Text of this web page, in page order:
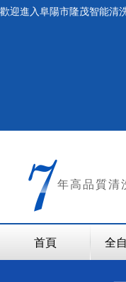
歡迎進入阜陽市隆茂智能清洗
年高品質清
首頁 全